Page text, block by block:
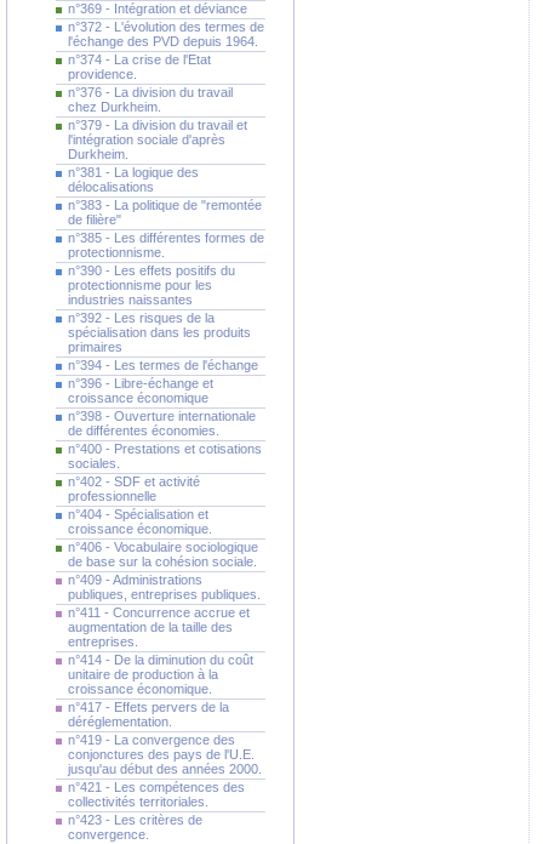
n°369 - Intégration et déviance
n°372 - L'évolution des termes de
l'échange des PVD depuis 1964.
n°374 - La crise de l'Etat
providence.
n°376 - La division du travail
chez Durkheim.
n°379 - La division du travail et
l'intégration sociale d'après
Durkheim.
n°381 - La logique des
délocalisations
n°383 - La politique de "remontée
de filière"
n°385 - Les différentes formes de
protectionnisme.
n°390 - Les effets positifs du
protectionnisme pour les
industries naissantes
n°392 - Les risques de la
spécialisation dans les produits
primaires
n°394 - Les termes de l'échange
n°396 - Libre-échange et
croissance économique
n°398 - Ouverture internationale
de différentes économies.
n°400 - Prestations et cotisations
sociales.
n°402 - SDF et activité
professionnelle
n°404 - Spécialisation et
croissance économique.
n°406 - Vocabulaire sociologique
de base sur la cohésion sociale.
n°409 - Administrations
publiques, entreprises publiques.
n°411 - Concurrence accrue et
augmentation de la taille des
entreprises.
n°414 - De la diminution du coût
unitaire de production à la
croissance économique.
n°417 - Effets pervers de la
déréglementation.
n°419 - La convergence des
conjonctures des pays de l'U.E.
jusqu'au début des années 2000.
n°421 - Les compétences des
collectivités territoriales.
n°423 - Les critères de
convergence.